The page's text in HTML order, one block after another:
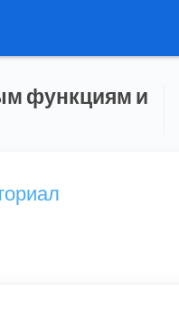
функциям и